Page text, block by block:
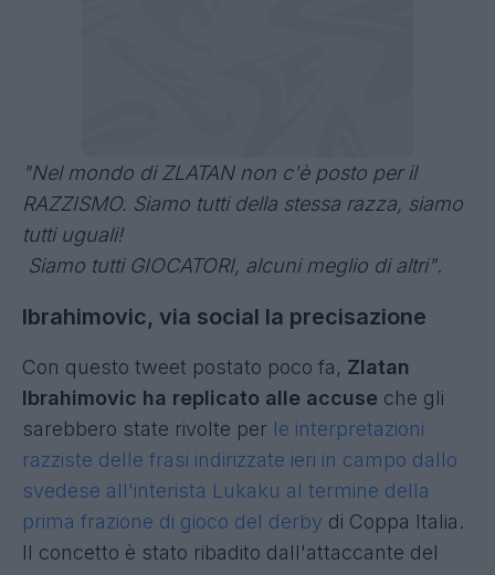
"Nel mondo di ZLATAN non c'è posto per il
RAZZISMO. Siamo tutti della stessa razza, siamo
tutti uguali!
Siamo tutti GIOCATORI, alcuni meglio di altri".
Ibrahimovic, via social la precisazione
Con questo tweet postato poco fa, Zlatan
Ibrahimovic ha replicato alle accuse che gli
sarebbero state rivolte per le interpretazioni
razziste delle frasi indirizzate ieri in campo dallo
svedese all'interista Lukaku al termine della
prima frazione di gioco del derby di Coppa Italia.
Il concetto è stato ribadito dall'attaccante del